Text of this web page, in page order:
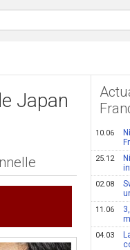
Japan
10.06
25.12
02.08
11.06
04.03